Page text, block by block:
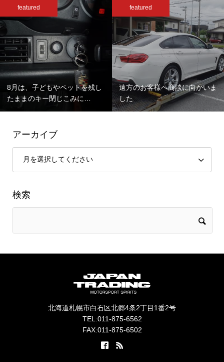
featured
8月は、子どもやペットを残し
たままのキー閉じこみに…
featured
遠方のお客様へ商談に向かいま
した
アーカイブ
検索
北海道札幌市白石区北郷4条2丁目1番2号
TEL:011-875-6562
FAX:011-875-6502